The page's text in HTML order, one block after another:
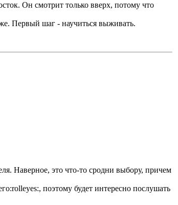
Он смотрит только вверх, потому что
Первый шаг - научиться выживать.
Наверное, это что-то сродни выбору, причем
поэтому будет интересно послушать